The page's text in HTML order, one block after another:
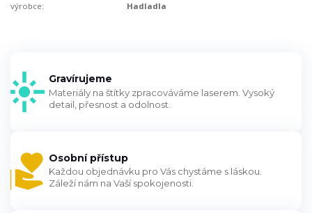
výrobce:
Hadladla
Gravírujeme
Materiály na štítky zpracováváme laserem. Vysoký
detail, přesnost a odolnost.
Osobní přístup
Každou objednávku pro Vás chystáme s láskou.
Záleží nám na Vaší spokojenosti.